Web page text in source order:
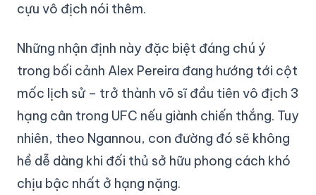
cựu vô địch nói thêm.
Những nhận định này đặc biệt đáng chú ý
trong bối cảnh Alex Pereira đang hướng tới cột
mốc lịch sử – trở thành võ sĩ đầu tiên vô địch 3
hạng cân trong UFC nếu giành chiến thắng. Tuy
nhiên, theo Ngannou, con đường đó sẽ không
hề dễ dàng khi đối thủ sở hữu phong cách khó
chịu bậc nhất ở hạng nặng.